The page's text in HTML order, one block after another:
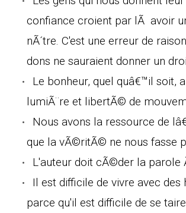
confiance croient par lÃ avoir
nÃ´tre. C'est une erreur de
dons ne sauraient donner un
Le bonheur, quel quâ€™il soit,
lumiÃ¨re et libertÃ© de
Nous avons la ressource de
que la vÃ©ritÃ© ne nous fasse
L'auteur doit cÃ©der la parole
Il est difficile de vivre avec des
parce qu'il est difficile de se